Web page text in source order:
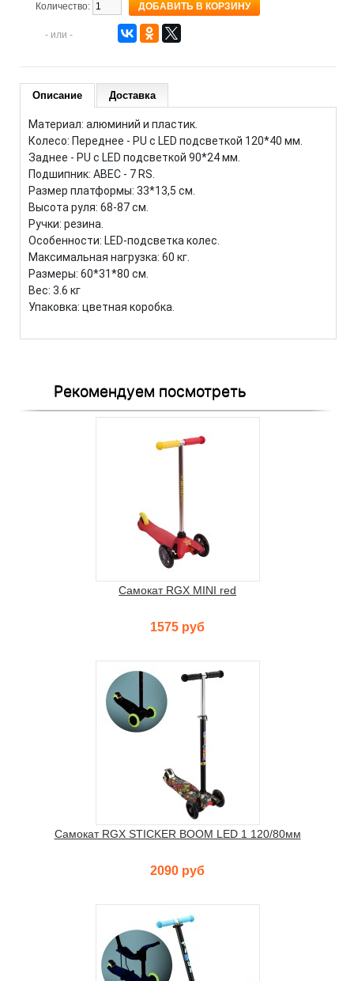
Количество:
- или -
Описание Доставка
Материал: алюминий и пластик.
Колесо: Переднее - PU с LED подсветкой 120*40 мм.
Заднее - PU с LED подсветкой 90*24 мм.
Подшипник: ABEC - 7 RS.
Размер платформы: 33*13,5 см.
Высота руля: 68-87 см.
Ручки: резина.
Особенности: LED-подсветка колес.
Максимальная нагрузка: 60 кг.
Размеры: 60*31*80 см.
Вес: 3.6 кг
Упаковка: цветная коробка.
Рекомендуем посмотреть
Самокат RGX MINI red
1575 руб
Самокат RGX STICKER BOOM LED 1 120/80мм
2090 руб